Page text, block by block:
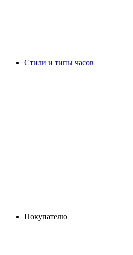
Стили и типы часов
Покупателю